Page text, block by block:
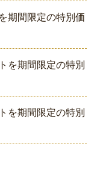
期間限定の特別価
を期間限定の特別
を期間限定の特別